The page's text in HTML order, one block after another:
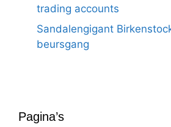
trading accounts
Sandalengigant
beursgang
Pagina’s